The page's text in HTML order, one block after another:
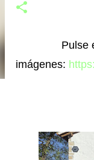
Pulse
imágenes: